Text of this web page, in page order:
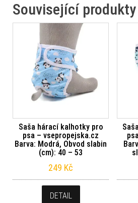
Související produkty
Saša hárací kalhotky pro
psa – vsepropejska.cz
Barva: Modrá, Obvod slabin
(cm): 40 – 53
249 Kč
DETAIL